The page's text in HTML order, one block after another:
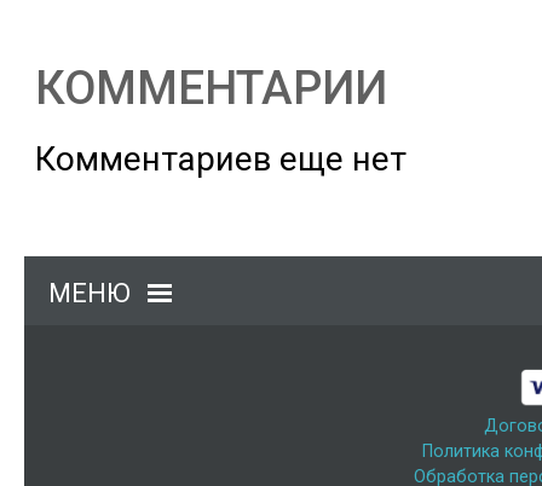
КОММЕНТАРИИ
Комментариев еще нет
МЕНЮ
Политика
Обработка